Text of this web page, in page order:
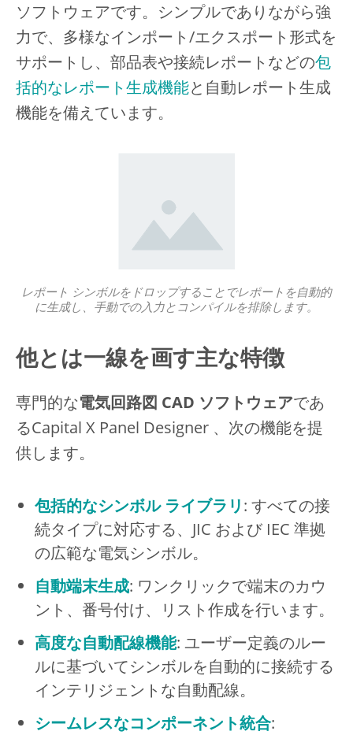
ソフトウェアです。シンプルでありながら強
力で、多様なインポート/エクスポート形式を
サポートし、部品表や接続レポートなどの包
括的なレポート生成機能と自動レポート生成
機能を備えています。
レポート シンボルをドロップすることでレポートを自動的
に生成し、手動での入力とコンパイルを排除します。
他とは一線を画す主な特徴
専門的な電気回路図 CAD ソフトウェアであ
るCapital X Panel Designer 、次の機能を提
供します。
包括的なシンボル ライブラリ: すべての接
続タイプに対応する、JIC および IEC 準拠
の広範な電気シンボル。
自動端末生成: ワンクリックで端末のカウ
ント、番号付け、リスト作成を行います。
高度な自動配線機能: ユーザー定義のルー
ルに基づいてシンボルを自動的に接続する
インテリジェントな自動配線。
シームレスなコンポーネント統合: